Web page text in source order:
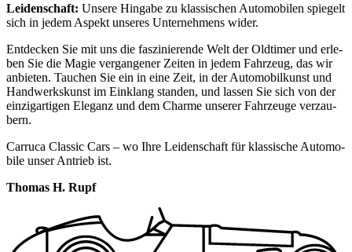
Lei­den­schaft: Unse­re Hin­ga­be zu klas­si­schen Auto­mo­bi­len spie­gelt
sich in jedem Aspekt unse­res Unter­neh­mens wider.
Ent­de­cken Sie mit uns die fas­zi­nie­ren­de Welt der Old­ti­mer und erle­
ben Sie die Magie ver­gan­ge­ner Zei­ten in jedem Fahr­zeug, das wir
anbie­ten. Tau­chen Sie ein in eine Zeit, in der Auto­mo­bil­kunst und
Hand­werks­kunst im Ein­klang stan­den, und las­sen Sie sich von der
ein­zig­ar­ti­gen Ele­ganz und dem Charme unse­rer Fahr­zeu­ge ver­zau­
bern.
Car­ru­ca Clas­sic Cars – wo Ihre Lei­den­schaft für klas­si­sche Auto­mo­
bi­le unser Antrieb ist.
Tho­mas H. Rupf